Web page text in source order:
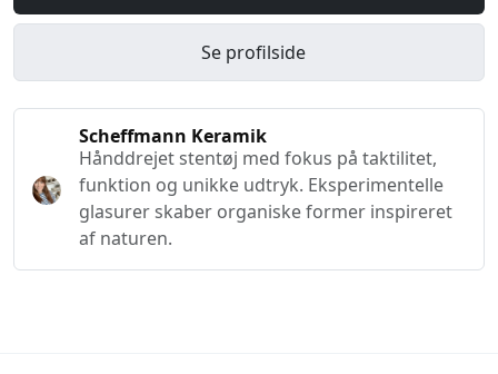
Se profilside
Scheffmann Keramik
Hånddrejet stentøj med fokus på taktilitet,
funktion og unikke udtryk. Eksperimentelle
glasurer skaber organiske former inspireret
af naturen.